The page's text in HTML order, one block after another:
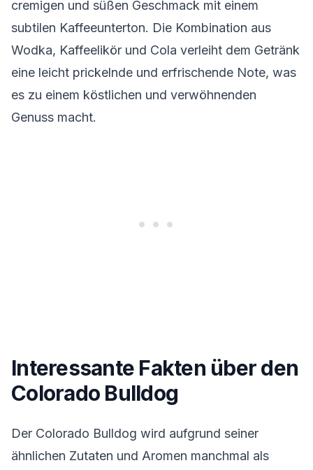
cremigen und süßen Geschmack mit einem
subtilen Kaffeeunterton. Die Kombination aus
Wodka, Kaffeelikör und Cola verleiht dem Getränk
eine leicht prickelnde und erfrischende Note, was
es zu einem köstlichen und verwöhnenden
Genuss macht.
Interessante Fakten über den
Colorado Bulldog
Der Colorado Bulldog wird aufgrund seiner
ähnlichen Zutaten und Aromen manchmal als